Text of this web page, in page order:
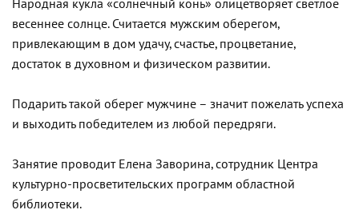
Народная кукла «солнечный конь» олицетворяет светлое
весеннее солнце. Считается мужским оберегом,
привлекающим в дом удачу, счастье, процветание,
достаток в духовном и физическом развитии.
Подарить такой оберег мужчине – значит пожелать успеха
и выходить победителем из любой передряги.
Занятие проводит Елена Заворина, сотрудник Центра
культурно-просветительских программ областной
библиотеки.